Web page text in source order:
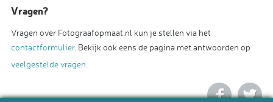
Vragen?
Vragen over Fotograafopmaat.nl kun je stellen via het
contactformulier. Bekijk ook eens de pagina met antwoorden op
veelgestelde vragen